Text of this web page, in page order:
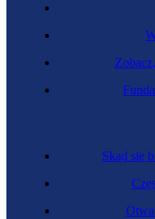
Zawód przyszłości
Instalator
Skąd się